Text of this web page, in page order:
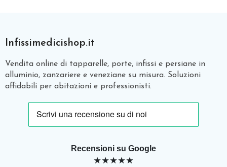
Infissimedicishop.it
Vendita online di tapparelle, porte, infissi e persiane in
alluminio, zanzariere e veneziane su misura. Soluzioni
affidabili per abitazioni e professionisti.
Recensioni su Google
★★★★★